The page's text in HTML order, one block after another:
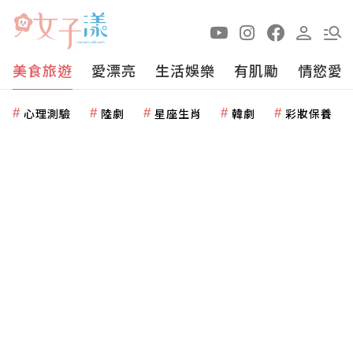
美食旅遊 愛漂亮 生活娛樂 有肌勵 情慾愛
心理測驗 陸劇 星座生肖 韓劇 彩妝保養